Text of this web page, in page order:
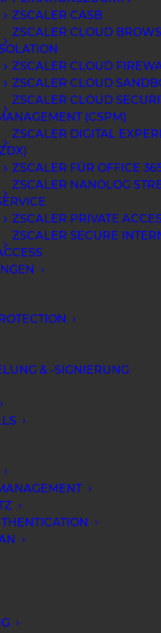
ZSCALER CASB
ZSCALER CLOUD
ZSCALER CLOUD
ZSCALER CLOUD
ZSCALER CLOUD
(CSPM)
ZSCALER DIGITAL
ZSCALER FÜR OFFICE
ZSCALER NANOLOG
ZSCALER PRIVATE
ZSCALER SECURE
& -SIGNIERUNG
Zeit für
Part